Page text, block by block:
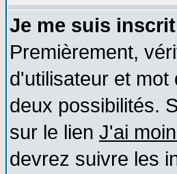
Je me suis
Premièrement,
d'utilisateur et
deux possibilités.
sur le lien J'ai
devrez suivre les